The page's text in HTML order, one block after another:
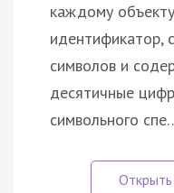
каждому
идентификатор,
символов и
десятичные
символьного